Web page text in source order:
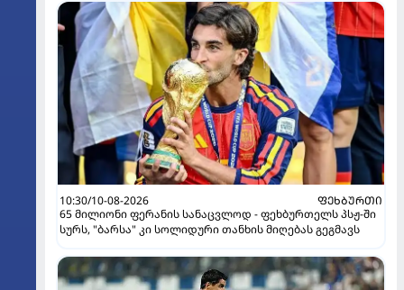
10:30/10-08-2026
ᲤᲔᲮᲑᲣᲠᲗᲘ
65 მილიონი ფერანის სანაცვლოდ - ფეხბურთელს პსჟ-ში
სურს, "ბარსა" კი სოლიდური თანხის მიღებას გეგმავს